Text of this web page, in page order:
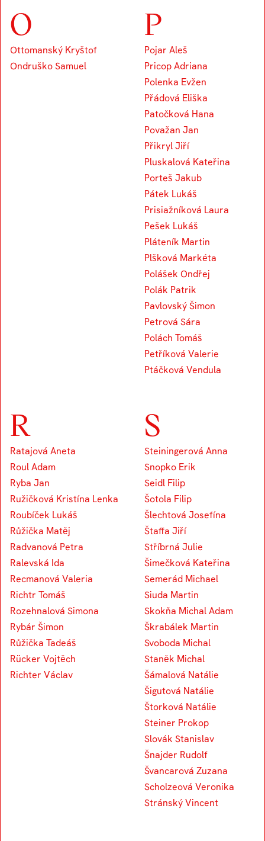
O
Ottomanský Kryštof
Ondruško Samuel
P
Pojar Aleš
Pricop Adriana
Polenka Evžen
Přádová Eliška
Patočková Hana
Považan Jan
Přikryl Jiří
Pluskalová Kateřina
Porteš Jakub
Pátek Lukáš
Prisiažníková Laura
Pešek Lukáš
Pláteník Martin
Plšková Markéta
Polášek Ondřej
Polák Patrik
Pavlovský Šimon
Petrová Sára
Polách Tomáš
Petříková Valerie
Ptáčková Vendula
R
Ratajová Aneta
Roul Adam
Ryba Jan
Ružičková Kristína Lenka
Roubíček Lukáš
Růžička Matěj
Radvanová Petra
Ralevská Ida
Recmanová Valeria
Richtr Tomáš
Rozehnalová Simona
Rybár Šimon
Růžička Tadeáš
Rücker Vojtěch
Richter Václav
S
Steiningerová Anna
Snopko Erik
Seidl Filip
Šotola Filip
Šlechtová Josefína
Štaffa Jiří
Stříbrná Julie
Šimečková Kateřina
Semerád Michael
Siuda Martin
Skokňa Michal Adam
Škrabálek Martin
Svoboda Michal
Staněk Michal
Šámalová Natálie
Šigutová Natálie
Štorková Natálie
Steiner Prokop
Slovák Stanislav
Šnajder Rudolf
Švancarová Zuzana
Scholzeová Veronika
Stránský Vincent